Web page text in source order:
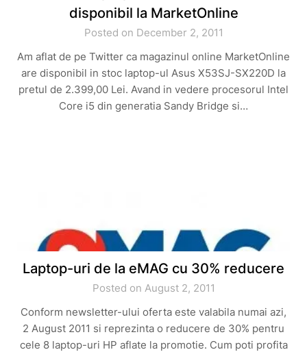
disponibil la MarketOnline
Posted on December 2, 2011
Am aflat de pe Twitter ca magazinul online MarketOnline
are disponibil in stoc laptop-ul Asus X53SJ-SX220D la
pretul de 2.399,00 Lei. Avand in vedere procesorul Intel
Core i5 din generatia Sandy Bridge si…
Laptop-uri de la eMAG cu 30% reducere
Posted on August 2, 2011
Conform newsletter-ului oferta este valabila numai azi,
2 August 2011 si reprezinta o reducere de 30% pentru
cele 8 laptop-uri HP aflate la promotie. Cum poti profita